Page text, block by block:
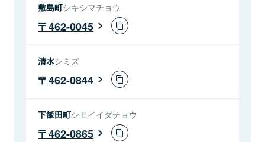
敷島町シキシマチョウ
462-0045
清水シミズ
462-0844
下飯田町シモイイダチョウ
462-0865